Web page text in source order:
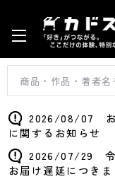
2026/08/07 お
に関するお知らせ
2026/07/29 令
お届け遅延につきま